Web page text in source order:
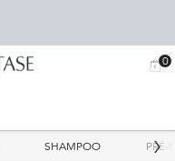
MEU
0
0
SHAMPOO PRÉ-